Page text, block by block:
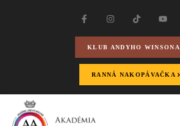
KLUB ANDYHO WINSONA
RANNÁ NAKOPÁVAČKA